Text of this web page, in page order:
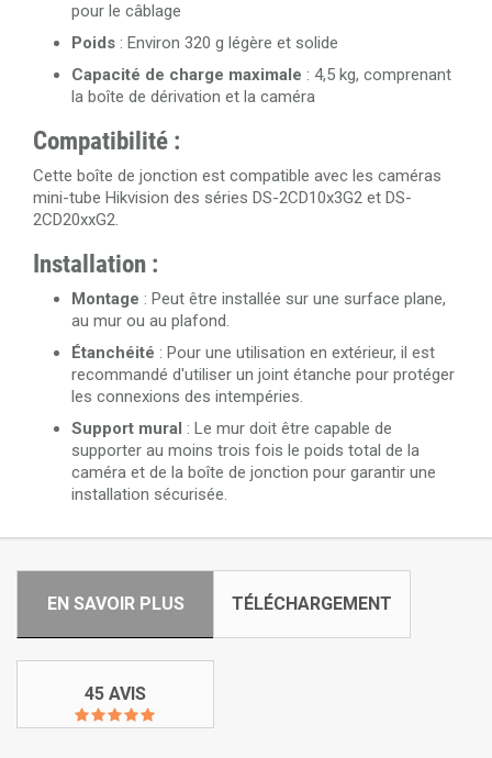
pour le câblage
Poids : Environ 320 g légère et solide
Capacité de charge maximale : 4,5 kg, comprenant
la boîte de dérivation et la caméra
Compatibilité :
Cette boîte de jonction est compatible avec les caméras
mini-tube Hikvision des séries DS-2CD10x3G2 et DS-
2CD20xxG2.
Installation :
Montage : Peut être installée sur une surface plane,
au mur ou au plafond.
Étanchéité : Pour une utilisation en extérieur, il est
recommandé d'utiliser un joint étanche pour protéger
les connexions des intempéries.
Support mural : Le mur doit être capable de
supporter au moins trois fois le poids total de la
caméra et de la boîte de jonction pour garantir une
installation sécurisée.
EN SAVOIR PLUS TÉLÉCHARGEMENT
45 AVIS